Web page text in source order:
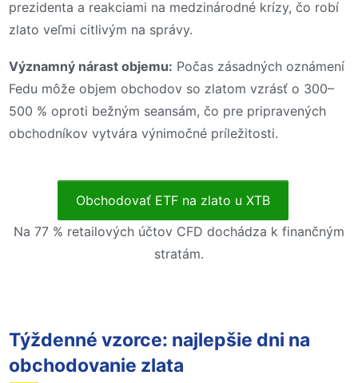
prezidenta a reakciami na medzinárodné krízy, čo robí
zlato veľmi citlivým na správy.
Významný nárast objemu: Počas zásadných oznámení
Fedu môže objem obchodov so zlatom vzrásť o 300–
500 % oproti bežným seansám, čo pre pripravených
obchodníkov vytvára výnimočné príležitosti.
Obchodovať ETF na zlato u XTB
Na 77 % retailových účtov CFD dochádza k finančným
stratám.
Týždenné vzorce: najlepšie dni na
obchodovanie zlata